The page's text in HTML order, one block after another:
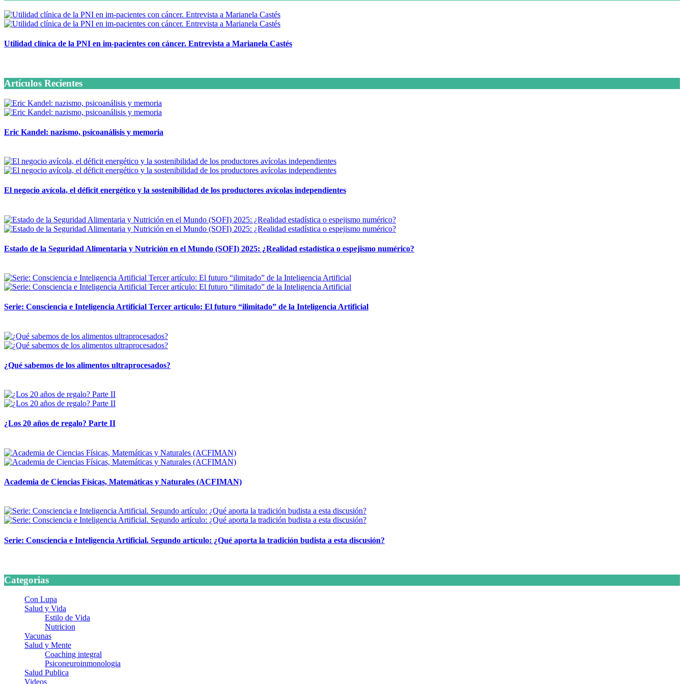
Utilidad clínica de la PNI en im-pacientes con cáncer. Entrevista a Marianela Castés
Artículos Recientes
Eric Kandel: nazismo, psicoanálisis y memoria
El negocio avícola, el déficit energético y la sostenibilidad de los productores avícolas independientes
Estado de la Seguridad Alimentaria y Nutrición en el Mundo (SOFI) 2025: ¿Realidad estadística o espejismo numérico?
Serie: Consciencia e Inteligencia Artificial Tercer artículo: El futuro “ilimitado” de la Inteligencia Artificial
¿Qué sabemos de los alimentos ultraprocesados?
¿Los 20 años de regalo? Parte II
Academia de Ciencias Físicas, Matemáticas y Naturales (ACFIMAN)
Serie: Consciencia e Inteligencia Artificial. Segundo artículo: ¿Qué aporta la tradición budista a esta discusión?
Categorias
Con Lupa
Salud y Vida
Estilo de Vida
Nutricion
Vacunas
Salud y Mente
Coaching integral
Psiconeuroinmonologia
Salud Publica
Videos